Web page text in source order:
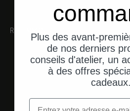
RECOMMANDATIONS
Plus des avant-
de nos derniers
conseils d'atelier, un
à des offres
cadeaux.
Email